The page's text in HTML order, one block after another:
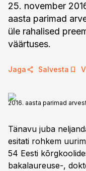
25. november
aasta parimad
üle rahalised
väärtuses.
Jaga Salvesta
2016. aasta parimad
Tänavu juba
esitati rohkem
54 Eesti
bakalaureuse-,